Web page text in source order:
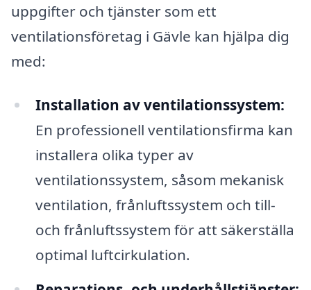
uppgifter och tjänster som ett
ventilationsföretag i Gävle kan hjälpa dig
med:
Installation av ventilationssystem:
En professionell ventilationsfirma kan
installera olika typer av
ventilationssystem, såsom mekanisk
ventilation, frånluftssystem och till-
och frånluftssystem för att säkerställa
optimal luftcirkulation.